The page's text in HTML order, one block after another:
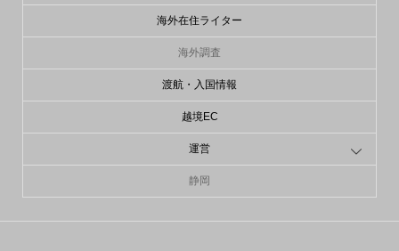
海外在住ライター
海外調査
渡航・入国情報
越境EC
運営
静岡